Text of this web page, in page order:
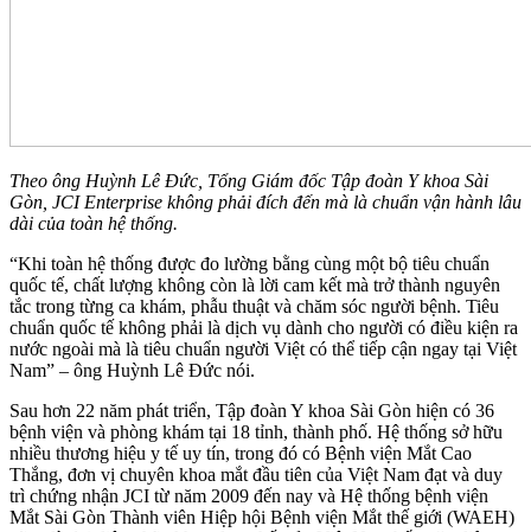
Theo ông Huỳnh Lê Đức, Tổng Giám đốc Tập đoàn Y khoa Sài
Gòn, JCI Enterprise không phải đích đến mà là chuẩn vận hành lâu
dài của toàn hệ thống.
“Khi toàn hệ thống được đo lường bằng cùng một bộ tiêu chuẩn
quốc tế, chất lượng không còn là lời cam kết mà trở thành nguyên
tắc trong từng ca khám, phẫu thuật và chăm sóc người bệnh. Tiêu
chuẩn quốc tế không phải là dịch vụ dành cho người có điều kiện ra
nước ngoài mà là tiêu chuẩn người Việt có thể tiếp cận ngay tại Việt
Nam” – ông Huỳnh Lê Đức nói.
Sau hơn 22 năm phát triển, Tập đoàn Y khoa Sài Gòn hiện có 36
bệnh viện và phòng khám tại 18 tỉnh, thành phố. Hệ thống sở hữu
nhiều thương hiệu y tế uy tín, trong đó có Bệnh viện Mắt Cao
Thắng, đơn vị chuyên khoa mắt đầu tiên của Việt Nam đạt và duy
trì chứng nhận JCI từ năm 2009 đến nay và Hệ thống bệnh viện
Mắt Sài Gòn Thành viên Hiệp hội Bệnh viện Mắt thế giới (WAEH)